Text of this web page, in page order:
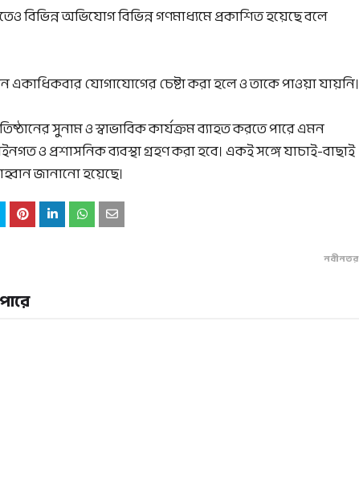
বিভিন্ন অভিযোগ বিভিন্ন গণমাধ্যমে প্রকাশিত হয়েছে বলে
যোগাযোগের চেষ্টা করা হলে ও তাকে পাওয়া যায়নি।
সুনাম ও স্বাভাবিক কার্যক্রম ব্যাহত করতে পারে এমন
ও প্রশাসনিক ব্যবস্থা গ্রহণ করা হবে। একই সঙ্গে যাচাই-বাছাই
জানানো হয়েছে।
নবীনতর